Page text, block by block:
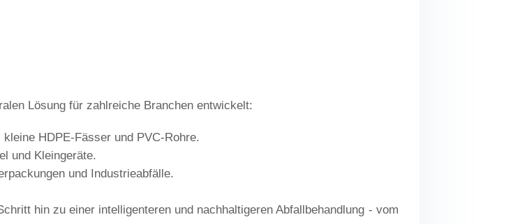
Lösung für zahlreiche Branchen entwickelt:
HDPE-Fässer und PVC-Rohre.
und Kleingeräte.
und Industrieabfälle.
hin zu einer intelligenteren und nachhaltigeren Abfallbehandlung - vom